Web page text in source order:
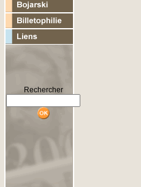
Rechercher